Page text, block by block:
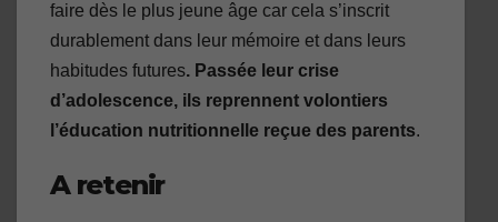
faire dès le plus jeune âge car cela s’inscrit
durablement dans leur mémoire et dans leurs
habitudes futures. Passée leur crise
d’adolescence, ils reprennent volontiers
l’éducation nutritionnelle reçue des parents.
A retenir